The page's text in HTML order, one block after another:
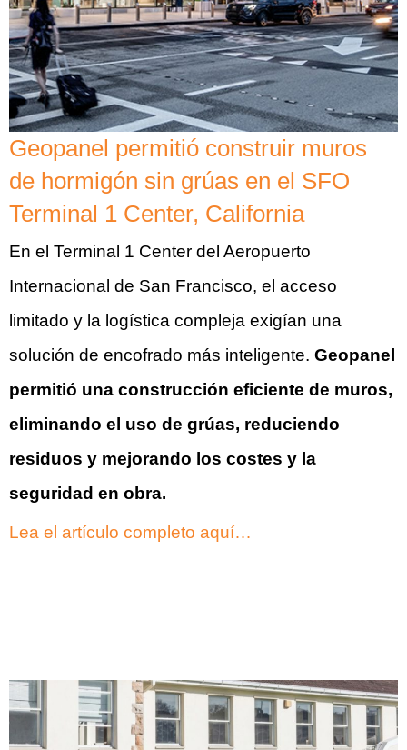
Geopanel permitió construir muros
de hormigón sin grúas en el SFO
Terminal 1 Center, California
En el Terminal 1 Center del Aeropuerto
Internacional de San Francisco, el acceso
limitado y la logística compleja exigían una
solución de encofrado más inteligente. Geopanel
permitió una construcción eficiente de muros,
eliminando el uso de grúas, reduciendo
residuos y mejorando los costes y la
seguridad en obra.
Lea el artículo completo aquí…